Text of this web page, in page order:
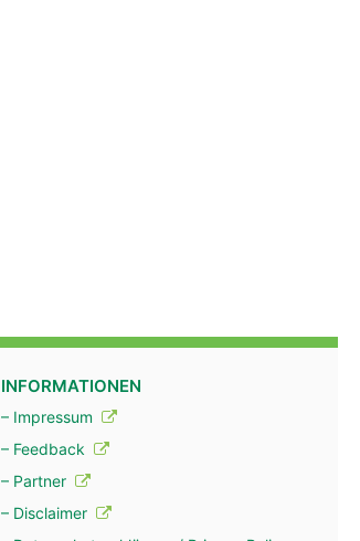
INFORMATIONEN
– Impressum
– Feedback
– Partner
– Disclaimer